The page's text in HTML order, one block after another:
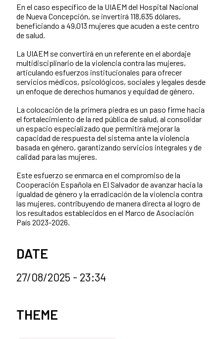
En el caso específico de la UIAEM del Hospital Nacional
de Nueva Concepción, se invertirá 118,635 dólares,
beneficiando a 49,013 mujeres que acuden a este centro
de salud.
La UIAEM se convertirá en un referente en el abordaje
multidisciplinario de la violencia contra las mujeres,
articulando esfuerzos institucionales para ofrecer
servicios médicos, psicológicos, sociales y legales desde
un enfoque de derechos humanos y equidad de género.
La colocación de la primera piedra es un paso firme hacia
el fortalecimiento de la red pública de salud, al consolidar
un espacio especializado que permitirá mejorar la
capacidad de respuesta del sistema ante la violencia
basada en género, garantizando servicios integrales y de
calidad para las mujeres.
Este esfuerzo se enmarca en el compromiso de la
Cooperación Española en El Salvador de avanzar hacia la
igualdad de género y la erradicación de la violencia contra
las mujeres, contribuyendo de manera directa al logro de
los resultados establecidos en el Marco de Asociación
País 2023-2026.
DATE
27/08/2025 - 23:34
News categories
THEME